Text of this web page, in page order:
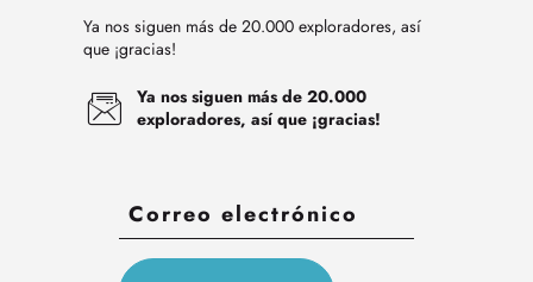
Ya nos siguen más de 20.000 exploradores, así
que ¡gracias!
Ya nos siguen más de 20.000
exploradores, así que ¡gracias!